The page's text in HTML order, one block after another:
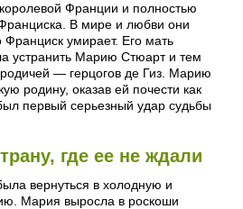
Франции и полностью
В мире и любви они
умирает. Его мать
устранить Марию Стюарт и тем
— герцогов де Гиз. Марию
родину, оказав ей почести как
первый серьезный удар судьбы
где ее не ждали
вернуться в холодную и
Мария выросла в роскоши